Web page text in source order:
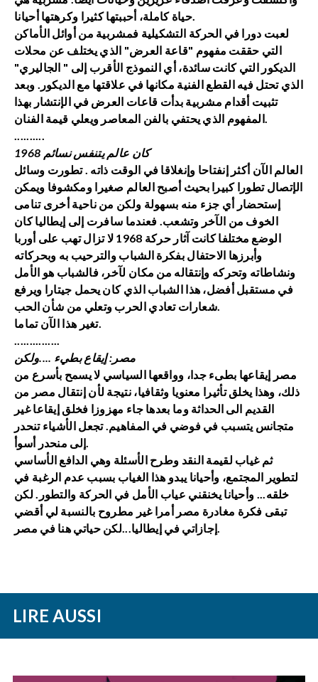
حياة كاملة، أحببتها كثيرا وكرهتها أحيانا.
لعبت دورا في الحركة التشكيلية فمشربية من أوائل الأماكن
التي حققت مفهوم "قاعة العرض" الذي يختلف عن محلات
الديكور التي كانت سائدة، أي النموذج الأقرب إلى " الجاليري"
الذي تحتل فيه القطع الفنية مكانها في علاقتها مع الديكور. وبعد
تثبيت أقدام مشربية بدأت قاعات العرض في الإنتشار بهذا
المفهوم الذي يحتفي بالفن المعاصر ويعلي قيمة الفنان.
..........
كان عالم يتنفس نسائم 1968
العالم الآن أكثر إنفتاحا وإنغلاقا في الوقت ذاته . تطورت وسائل
الإتصال تطورا كبيرا بحيث أصبح العالم صغيرا ومكشوفا ويمكن
إستحضار أي جزء منه بسهولة ولكن من ناحية أخرى تنامى
الخوف من الآخر وتشعب. فعندما سافرت إلى إيطاليا كان
الوضع مختلفا كانت آثار حركة 1968 لا تزال تهب على أوربا
وأبرزها الاحتفال بفكرة الشباب والترحيب به وبحركاته
ونشاطاته وتحركه وإنتقاله من مكان لآخر، فالشباب هو الأمل
في مستقبل أفضل، هذا الشباب الذي كان يحمل جيتارا ويرفع
شعارات تعادي الحرب وتعلي من شأن الحب.
تغير هذا الآن تماما.
...............
مصر: إيقاع بطيء ....ولكن
مصر إيقاعها بطىء جدا، وواقعها السياسي لا يسمح بأسرع من
ذلك، وهذا يخلق تأثيرا معنويا وثقافيا، نتيجة لأن إنتقال مصر من
القديم الى الحداثة وما بعدها جاء مهزوزا فخلق إيقاعا غير
متجانس يتسبب في فوضي في المفاهيم. تجعل الأشياء تنحدر
إلى منحدر أسوأ.
ثم غياب لقيمة النقد وطرح الأسئلة وهي الدافع الأساسي
لتطوير المجتمع، وأحيانا يبدو هذا الغياب بسبب عدم الرغبة في
خلقه... وأحيانا يخنقني عياب الأمل في الحركة والتطور. لكن
تبقى فكرة مغادرة مصر أمرا غير مطروح بالنسبة لي أقضي
إجازاتي في إيطاليا...لكن حياتي هنا في مصر.
LIRE AUSSI